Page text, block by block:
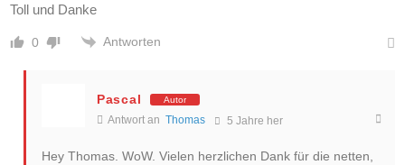
Toll und Danke
0 Antworten
Pascal Autor
Antwort an Thomas 5 Jahre her
Hey Thomas. WoW. Vielen herzlichen Dank für die netten,